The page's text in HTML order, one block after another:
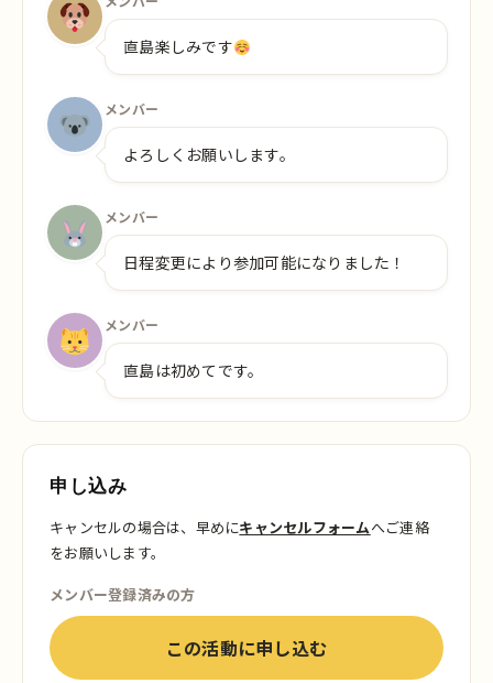
直島楽しみです
メンバー
よろしくお願いします。
メンバー
日程変更により参加可能になりました！
メンバー
直島は初めてです。
申し込み
キャンセルの場合は、早めにキャンセルフォームへご連絡
をお願いします。
メンバー登録済みの方
この活動に申し込む